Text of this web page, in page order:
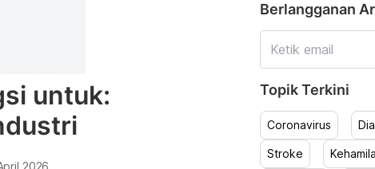
untuk:
2026
Berlangganan
Topik Terkini
Coronavirus
Stroke